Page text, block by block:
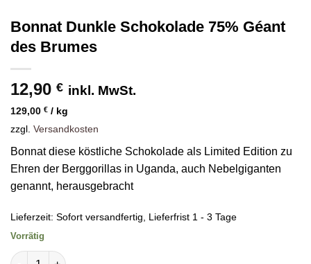
Bonnat Dunkle Schokolade 75% Géant
des Brumes
12,90 € inkl. MwSt.
129,00 € / kg
zzgl. Versandkosten
Bonnat diese köstliche Schokolade als Limited Edition zu
Ehren der Berggorillas in Uganda, auch Nebelgiganten
genannt, herausgebracht
Lieferzeit: Sofort versandfertig, Lieferfrist 1 - 3 Tage
Vorrätig
Bonnat Dunkle Schokolade 75% Géant des Brumes Menge